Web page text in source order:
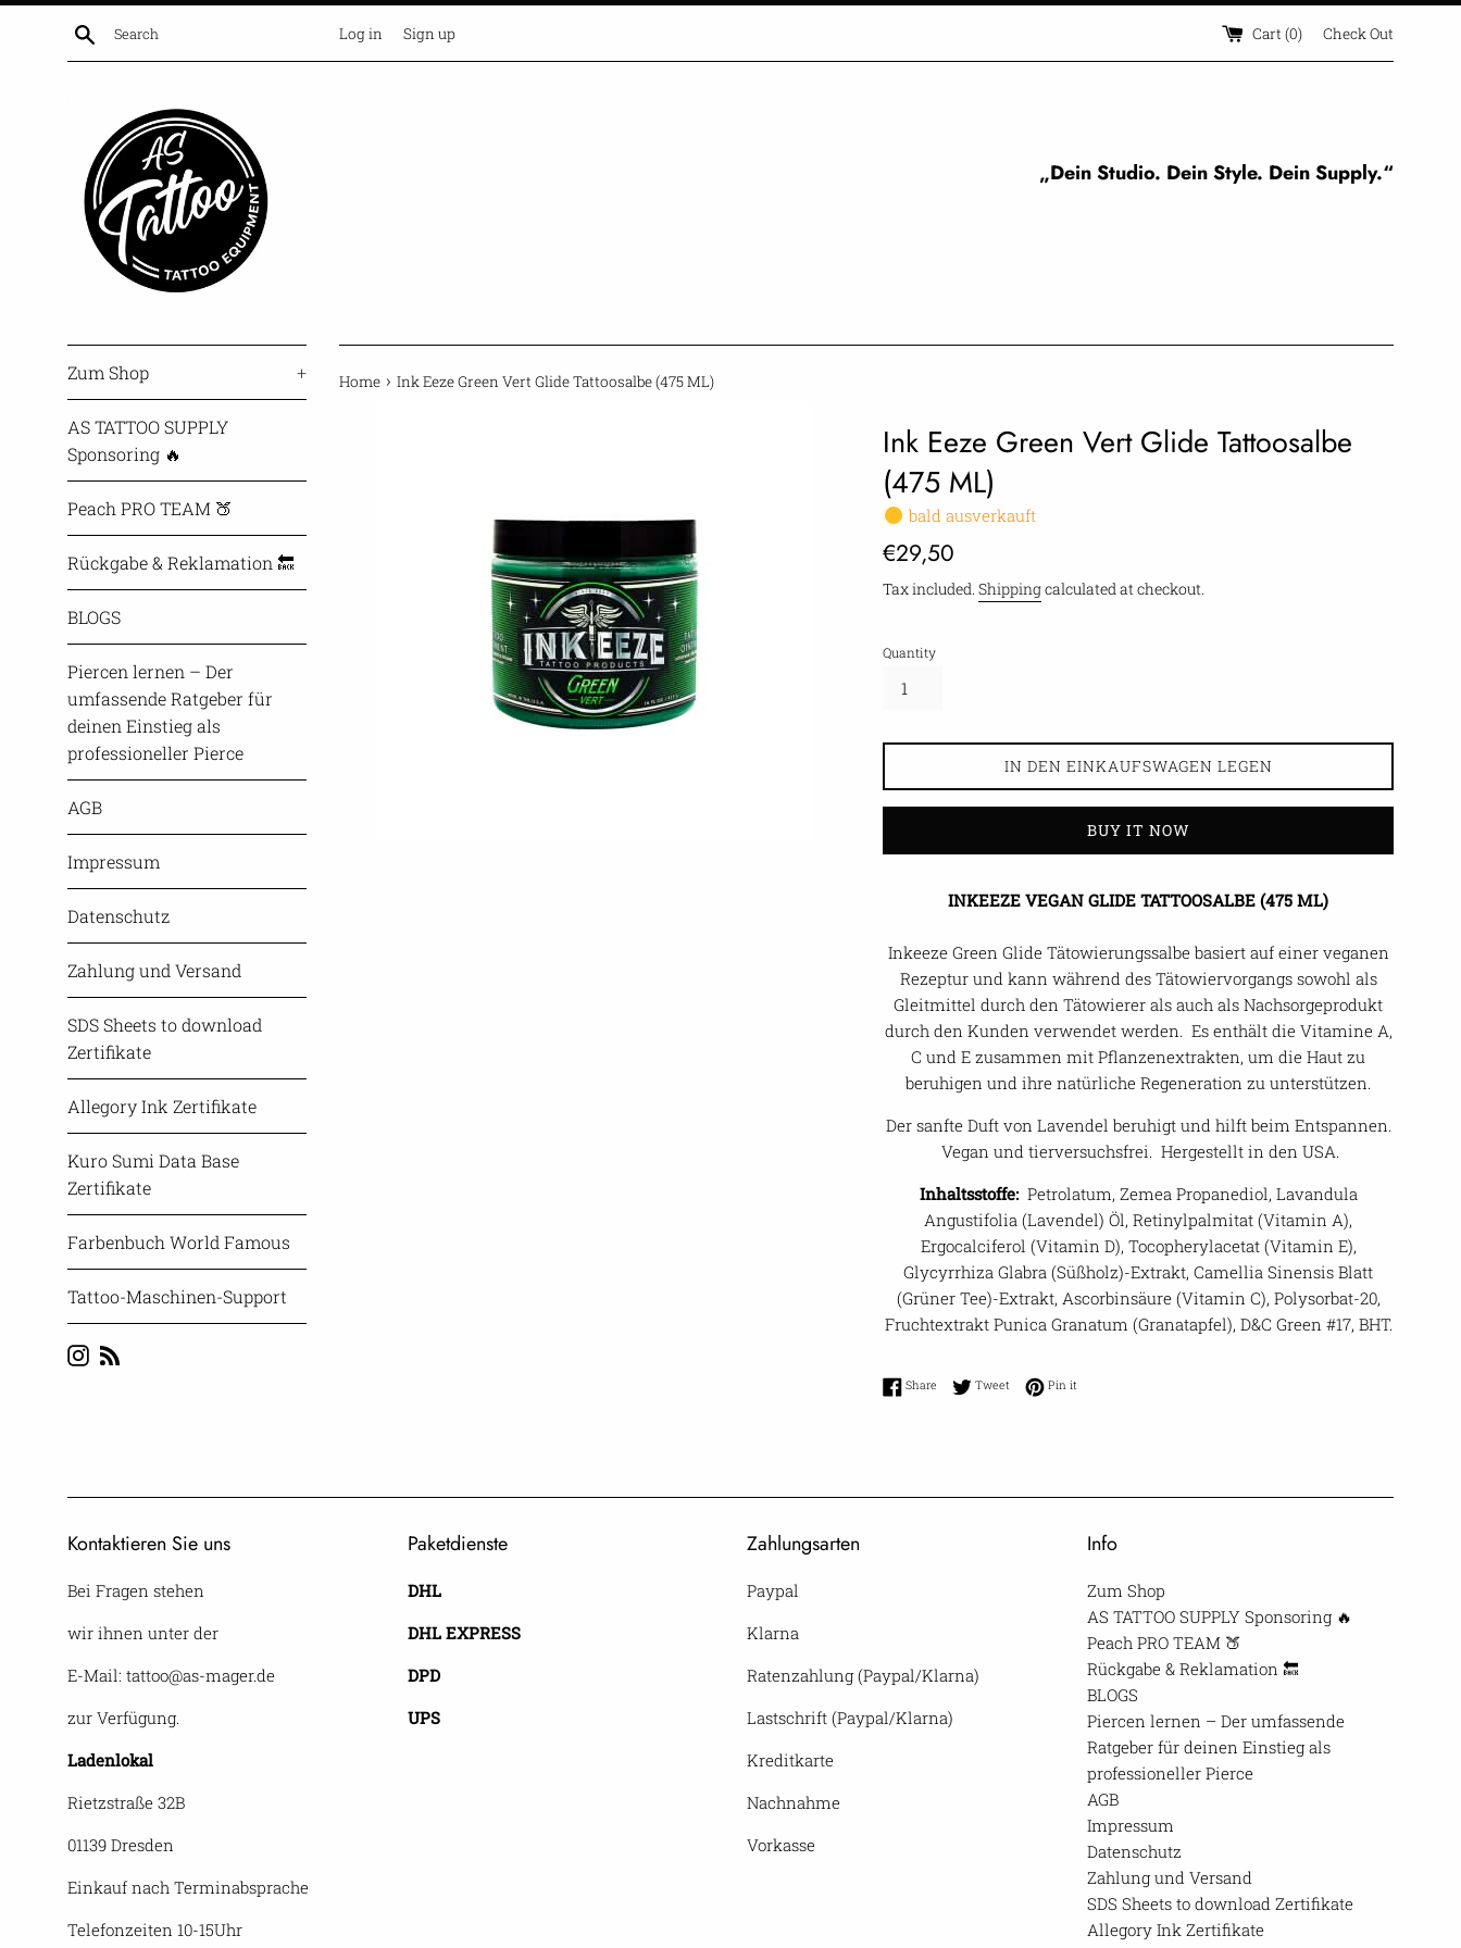
Skip
Search Log in Sign up Cart (0) Check Out
„Dein Studio. Dein Style. Dein Supply.“
Zum Shop +
AS TATTOO SUPPLY
Sponsoring 🔥
Peach PRO TEAM 🍑
Rückgabe & Reklamation 🔙
BLOGS
Piercen lernen – Der
umfassende Ratgeber für
deinen Einstieg als
professioneller Pierce
AGB
Impressum
Datenschutz
Zahlung und Versand
SDS Sheets to download
Zertifikate
Allegory Ink Zertifikate
Kuro Sumi Data Base
Zertifikate
Farbenbuch World Famous
Tattoo-Maschinen-Support
Instagram
Home › Ink Eeze Green Vert Glide Tattoosalbe (475 ML)
Ink Eeze Green Vert Glide Tattoosalbe
(475 ML)
bald ausverkauft
Regular
€29,50
Tax included. Shippingcalculated at checkout.
Quantity
IN DEN EINKAUFSWAGEN LEGEN
BUY IT NOW
INKEEZE VEGAN GLIDE TATTOOSALBE (475 ML)
Inkeeze Green Glide Tätowierungssalbe basiert auf einer veganen
Rezeptur und kann während des Tätowiervorgangs sowohl als
Gleitmittel durch den Tätowierer als auch als Nachsorgeprodukt
durch den Kunden verwendet werden. Es enthält die Vitamine A,
C und E zusammen mit Pflanzenextrakten, um die Haut zu
beruhigen und ihre natürliche Regeneration zu unterstützen.
Der sanfte Duft von Lavendel beruhigt und hilft beim Entspannen.
Vegan und tierversuchsfrei. Hergestellt in den USA.
Inhaltsstoffe: Petrolatum, Zemea Propanediol, Lavandula
Angustifolia (Lavendel) Öl, Retinylpalmitat (Vitamin A),
Ergocalciferol (Vitamin D), Tocopherylacetat (Vitamin E),
Glycyrrhiza Glabra (Süßholz)-Extrakt, Camellia Sinensis Blatt
(Grüner Tee)-Extrakt, Ascorbinsäure (Vitamin C), Polysorbat-20,
Fruchtextrakt Punica Granatum (Granatapfel), D&C Green #17, BHT.
Share Share on Facebook
Tweet Tweet on Twitter
Pin it
Kontaktieren Sie uns
Bei Fragen stehen
wir ihnen unter der
E-Mail: tattoo@as-mager.de
zur Verfügung.
Ladenlokal
Rietzstraße 32B
01139 Dresden
Einkauf nach Terminabsprache
Telefonzeiten 10-15Uhr
Paketdienste
DHL
DHL EXPRESS
DPD
UPS
Zahlungsarten
Paypal
Klarna
Ratenzahlung (Paypal/Klarna)
Lastschrift (Paypal/Klarna)
Kreditkarte
Nachnahme
Vorkasse
Info
Zum Shop
AS TATTOO SUPPLY Sponsoring 🔥
Peach PRO TEAM 🍑
Rückgabe & Reklamation 🔙
BLOGS
Piercen lernen – Der umfassende
Ratgeber für deinen Einstieg als
professioneller Pierce
AGB
Impressum
Datenschutz
Zahlung und Versand
SDS Sheets to download Zertifikate
Allegory Ink Zertifikate